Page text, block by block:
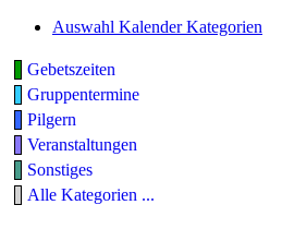
Auswahl Kalender Kategorien
Gebetszeiten
Gruppentermine
Pilgern
Veranstaltungen
Sonstiges
Alle Kategorien ...